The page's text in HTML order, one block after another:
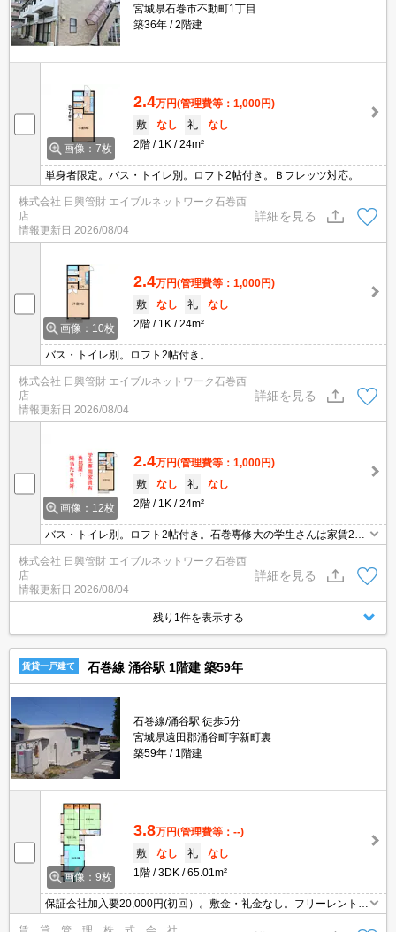
宮城県石巻市不動町1丁目
築36年
2階建
画像：7枚
2.4万円(管理費等：1,000円)
敷
なし 礼
なし
2階
1K 24m²
単身者限定。バス・トイレ別。ロフト2帖付き。Ｂフレッツ対応。
株式会社 日興管財 エイブルネットワーク石巻西
店
情報更新日 2026/08/04
詳細を見る
画像：10枚
2.4万円(管理費等：1,000円)
敷
なし 礼
なし
2階
1K 24m²
バス・トイレ別。ロフト2帖付き。
株式会社 日興管財 エイブルネットワーク石巻西
店
情報更新日 2026/08/04
詳細を見る
画像：12枚
2.4万円(管理費等：1,000円)
敷
なし 礼
なし
2階
1K 24m²
バス・トイレ別。ロフト2帖付き。石巻専修大の学生さんは家賃250
00円！コンビニ近くて便利ですよ！入学前の内覧、ご契約について
のご相談などもお気軽にお問合せください！お風呂トイレ別でロフ
ト付なので学生さんの一人暮らしには最適です！
株式会社 日興管財 エイブルネットワーク石巻西
店
情報更新日 2026/08/04
詳細を見る
残り1件を表示する
賃貸一戸建て 石巻線 涌谷駅 1階建 築59年
石巻線/涌谷駅 徒歩5分
宮城県遠田郡涌谷町字新町裏
築59年
1階建
画像：9枚
3.8万円(管理費等：--)
敷
なし 礼
なし
1階
3DK 65.01m²
保証会社加入要20,000円(初回）。敷金・礼金なし。フリーレント1
ヶ月。仲介手数料借主負担なし。追焚き機能付バス。物置あり。